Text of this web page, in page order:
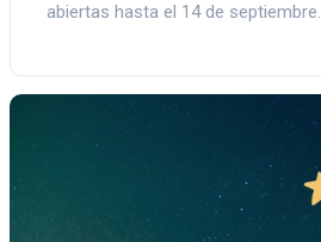
abiertas hasta el 14 de septiembre.